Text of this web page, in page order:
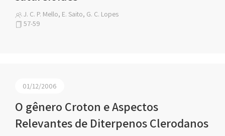
J. C. P. Mello, E. Saito, G. C. Lopes
57-59
01/12/2006
O gênero Croton e Aspectos
Relevantes de Diterpenos Clerodanos